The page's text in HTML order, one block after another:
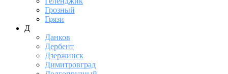
Грозный
Грязи
Д
Данков
Дербент
Дзержинск
Димитровград